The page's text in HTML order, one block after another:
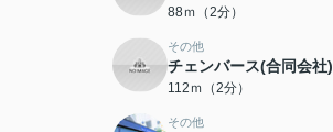
88ｍ（2分）
その他
チェンバース(合同会社)
112ｍ（2分）
その他